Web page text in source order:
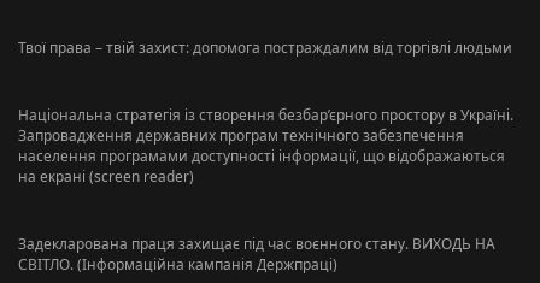
Твої права – твій захист: допомога постраждалим від торгівлі людьми
Національна стратегія із створення безбар’єрного простору в Україні.
Запровадження державних програм технічного забезпечення
населення програмами доступності інформації, що відображаються
на екрані (screen reader)
Задекларована праця захищає під час воєнного стану. ВИХОДЬ НА
СВІТЛО. (Інформаційна кампанія Держпраці)